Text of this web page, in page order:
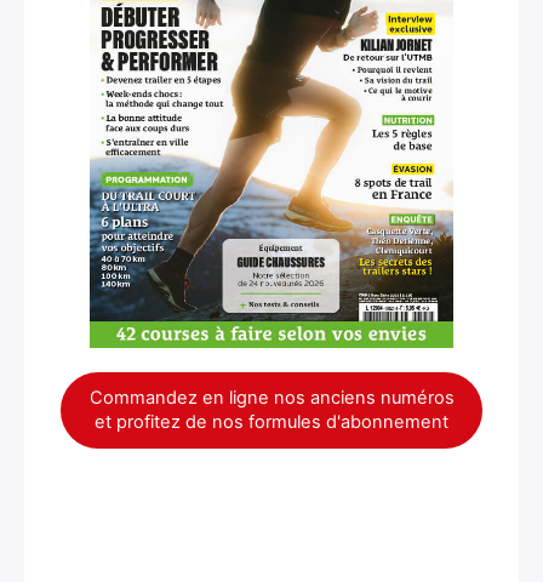
Commandez en ligne nos anciens numéros
et profitez de nos formules d'abonnement
×
Rechercher